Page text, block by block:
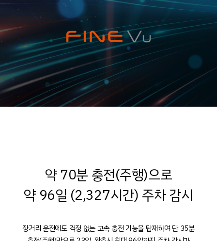
티벡스 브랜드북
티벡스 매거진 City Ed.
약 70분 충전(주행)으로
약 96일 (2,327시간) 주차 감시
장거리 운전에도 걱정 없는 고속 충전 기능을 탑재하여 단 35분